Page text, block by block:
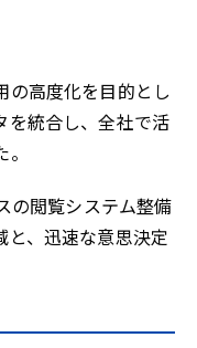
の高度化を目的とし
を統合し、全社で活
の閲覧システム整備
と、迅速な意思決定